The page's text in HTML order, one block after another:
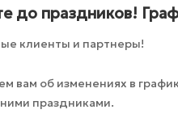
до праздников!
клиенты и партнеры!
вам об изменениях в
праздниками.